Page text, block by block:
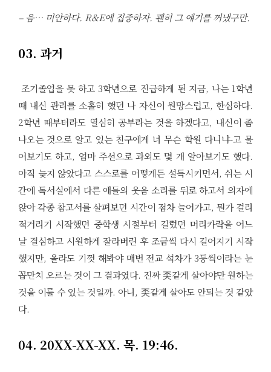
– 음… 미안하다. R&E에 집중하자. 괜히 그 얘기를 꺼냈구만.
03. 과거
조기졸업을 못 하고 3학년으로 진급하게 된 지금, 나는 1학년
때 내신 관리를 소홀히 했던 나 자신이 원망스럽고, 한심하다.
2학년 때부터라도 열심히 공부라는 것을 하겠다고, 내신이 좀
나오는 것으로 알고 있는 친구에게 너 무슨 학원 다니냐-고 물
어보기도 하고, 엄마 주선으로 과외도 몇 개 알아보기도 했다.
아직 늦지 않았다고 스스로를 어떻게든 설득시키면서, 쉬는 시
간에 독서실에서 다른 애들의 웃음 소리를 뒤로 하고서 의자에
앉아 각종 참고서를 살펴보던 시간이 점차 늘어가고, 뭔가 걸리
적거리기 시작했던 중학생 시절부터 길렀던 머리카락을 어느
날 결심하고 시원하게 잘라버린 후 조금씩 다시 길어지기 시작
했지만, 올라도 기껏 해봐야 매번 전교 석차가 3등씩이라는 눈
꼽만치 오르는 것이 그 결과였다. 진짜 奀같게 살아야만 원하는
것을 이룰 수 있는 것일까. 아니, 奀같게 살아도 안되는 것 같았
다.
04. 20XX-XX-XX. 목. 19:46.